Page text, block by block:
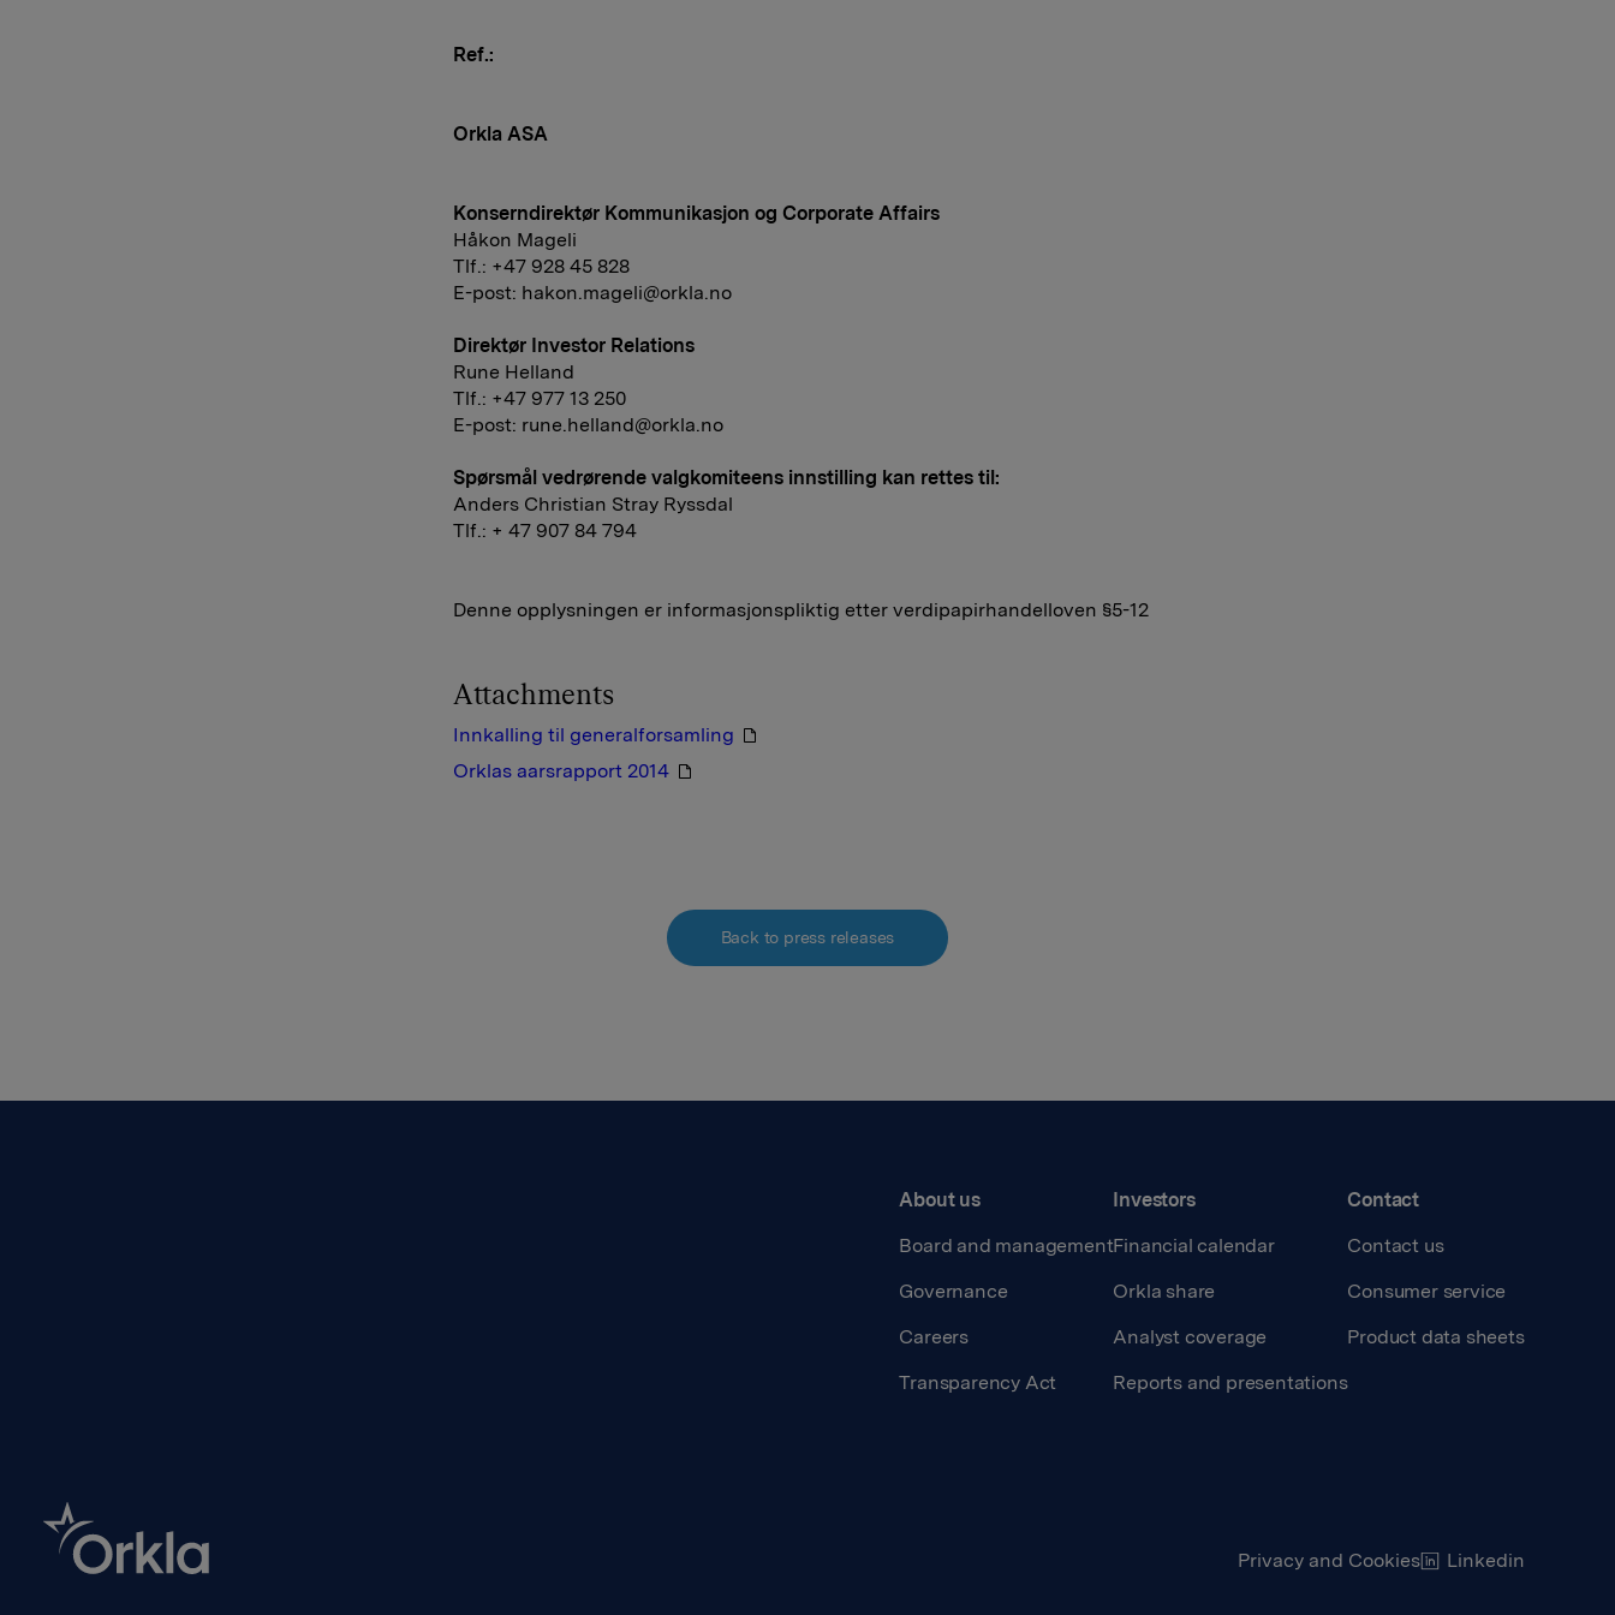
Ref.:
Orkla ASA
Konserndirektør Kommunikasjon og Corporate Affairs
Håkon Mageli
Tlf.: +47 928 45 828
E-post: hakon.mageli@orkla.no
Direktør Investor Relations
Rune Helland
Tlf.: +47 977 13 250
E-post: rune.helland@orkla.no
Spørsmål vedrørende valgkomiteens innstilling kan rettes til:
Anders Christian Stray Ryssdal
Tlf.: + 47 907 84 794
Denne opplysningen er informasjonspliktig etter verdipapirhandelloven §5-12
Attachments
Innkalling til generalforsamling
Orklas aarsrapport 2014
Back to press releases
About us
Board and management
Governance
Careers
Transparency Act
Investors
Financial calendar
Orkla share
Analyst coverage
Reports and presentations
Contact
Contact us
Consumer service
Product data sheets
Privacy and Cookies Linkedin